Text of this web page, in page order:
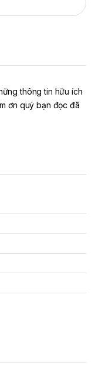
thông tin hữu ích
ơn quý bạn đọc đã